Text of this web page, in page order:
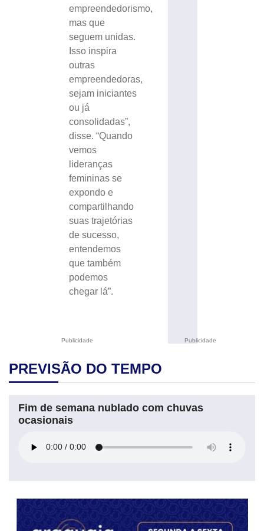
Publicidade
empreendedorismo,
mas que
seguem unidas.
Isso inspira
outras
empreendedoras,
sejam iniciantes
ou já
consolidadas”,
disse. “Quando
vemos
lideranças
femininas se
expondo e
compartilhando
suas trajetórias
de sucesso,
entendemos
que também
podemos
chegar lá”.
Publicidade
PREVISÃO DO TEMPO
Fim de semana nublado com chuvas
ocasionais